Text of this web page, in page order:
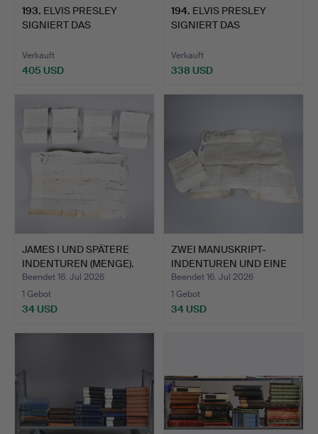
193. ELVIS PRESLEY
SIGNIERT DAS
Verkauft
405 USD
194. ELVIS PRESLEY
SIGNIERT DAS
Verkauft
338 USD
JAMES I UND SPÄTERE
INDENTUREN (MENGE).
Beendet 16. Jul 2026
1 Gebot
34 USD
ZWEI MANUSKRIPT-
INDENTUREN UND EINE
FINANZ…
Beendet 16. Jul 2026
1 Gebot
34 USD